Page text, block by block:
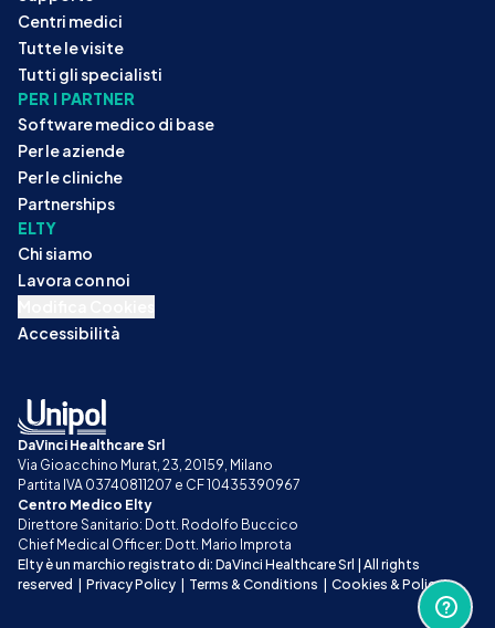
Centri medici
Tutte le visite
Tutti gli specialisti
PER I PARTNER
Software medico di base
Per le aziende
Per le cliniche
Partnerships
ELTY
Chi siamo
Lavora con noi
Accessibilità
DaVinci Healthcare Srl
Via Gioacchino Murat, 23, 20159, Milano
Partita IVA 03740811207 e CF 10435390967
Centro Medico Elty
Direttore Sanitario: Dott. Rodolfo Buccico
Chief Medical Officer: Dott. Mario Improta
Elty è un marchio registrato di: DaVinci Healthcare Srl | All rights
reserved | Privacy Policy | Terms & Conditions | Cookies & Policy